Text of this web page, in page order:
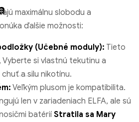
maximálnu slobodu a
ďalšie možnosti:
(Učebné moduly): Tieto
Vyberte si vlastnú tekutinu a
a silu nikotínu.
Veľkým plusom je kompatibilita.
len v zariadeniach ELFA, ale sú
batérií Stratila sa Mary